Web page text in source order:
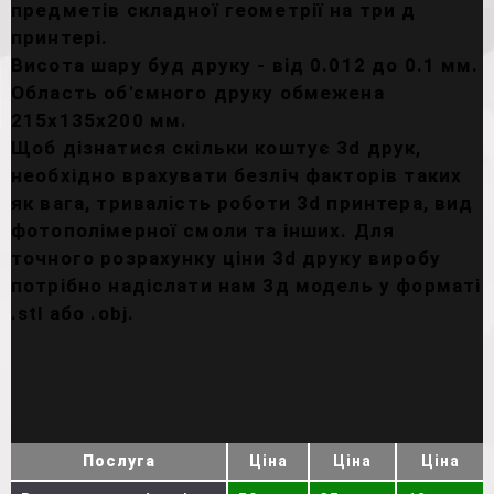
предметів складної геометрії на три д
принтері.
Висота шару буд друку - від 0.012 до 0.1 мм.
Область об'ємного друку обмежена
215х135х200 мм.
Щоб дізнатися скільки коштує 3d друк,
необхідно врахувати безліч факторів таких
як вага, тривалість роботи 3d принтера, вид
фотополімерної смоли та інших. Для
точного розрахунку ціни 3d друку виробу
потрібно надіслати нам 3д модель у форматі
.stl або .obj.
Послуга Ціна Ціна Ціна